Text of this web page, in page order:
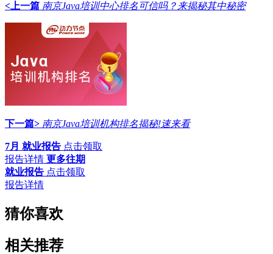
<上一篇 南京Java培训中心排名可信吗？来揭秘其中秘密
下一篇> 南京Java培训机构排名揭秘!速来看
7月 就业报告 点击领取
报告详情 更多往期
就业报告 点击领取
报告详情
猜你喜欢
相关推荐